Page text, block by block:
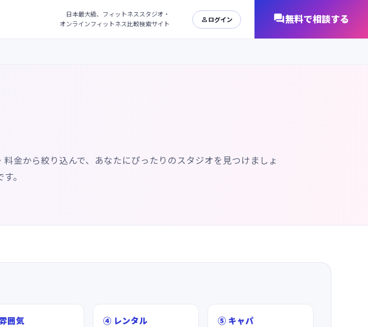
日本最大級、フィットネススタジオ・
オンラインフィットネス比較検索サイト
金から絞り込んで、あなたにぴったりのスタジオを見つけましょ
。
囲気 ④ レンタル ⑤ キャパ